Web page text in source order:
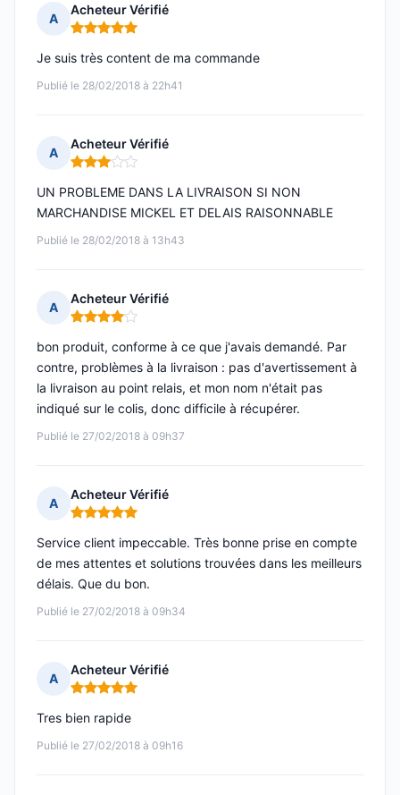
A
Acheteur Vérifié
Note : 5 sur 5
Publié le 28/02/2018 à 22h41
Je suis très content de ma commande
A
Acheteur Vérifié
Note : 3 sur 5
Publié le 28/02/2018 à 13h43
UN PROBLEME DANS LA LIVRAISON SI NON
MARCHANDISE MICKEL ET DELAIS RAISONNABLE
A
Acheteur Vérifié
Note : 4 sur 5
Publié le 27/02/2018 à 09h37
bon produit, conforme à ce que j'avais demandé. Par
contre, problèmes à la livraison : pas d'avertissement à
la livraison au point relais, et mon nom n'était pas
indiqué sur le colis, donc difficile à récupérer.
A
Acheteur Vérifié
Note : 5 sur 5
Publié le 27/02/2018 à 09h34
Service client impeccable. Très bonne prise en compte
de mes attentes et solutions trouvées dans les meilleurs
délais. Que du bon.
A
Acheteur Vérifié
Note : 5 sur 5
Publié le 27/02/2018 à 09h16
Tres bien rapide